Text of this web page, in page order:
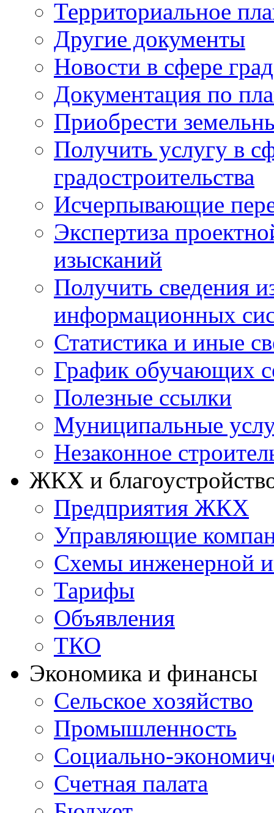
Территориальное
Другие документы
Новости в сфере
Документация по
Приобрести
Получить услугу в
градостроительства
Исчерпывающие
Экспертиза
изысканий
Получить сведения
информационных
Статистика и иные
График обучающих
Полезные ссылки
Муниципальные
Незаконное
ЖКХ и
Предприятия ЖКХ
Управляющие
Схемы инженерной
Тарифы
Объявления
ТКО
Экономика и финансы
Сельское хозяйство
Промышленность
Социально-
Счетная палата